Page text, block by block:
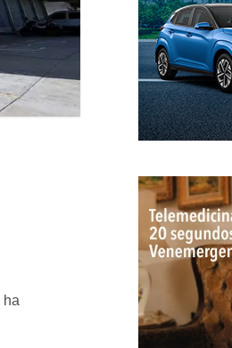
ha